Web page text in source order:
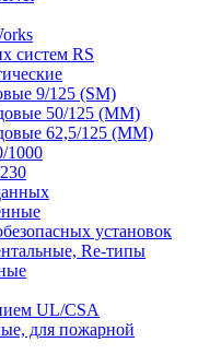
систем RS
9/125 (SM)
50/125 (ММ)
62,5/125 (ММ)
1000
установок
Re-типы
UL/CSA
для пожарной